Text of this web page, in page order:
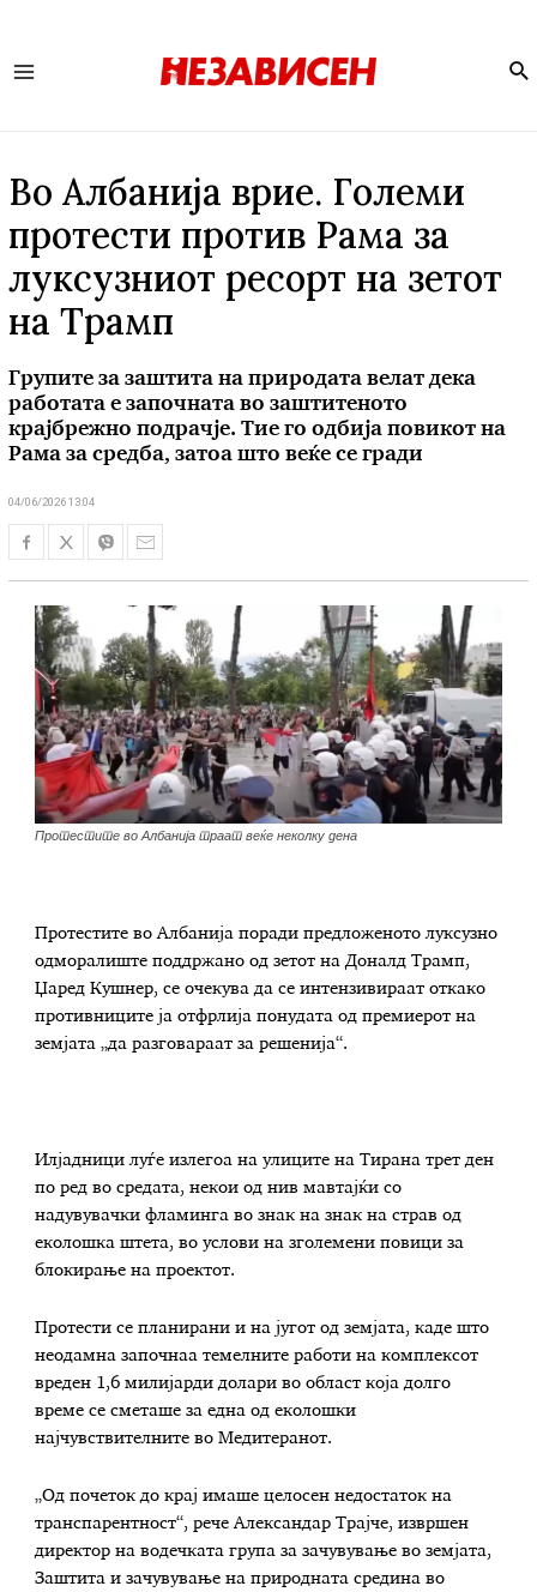
Во Албанија врие. Големи
протести против Рама за
луксузниот ресорт на зетот
на Трамп
Групите за заштита на природата велат дека
работата е започната во заштитеното
крајбрежно подрачје. Тие го одбија повикот на
Рама за средба, затоа што веќе се гради
04/06/2026 13:04
Протестите во Албанија траат веќе неколку дена
Протестите во Албанија поради предложеното луксузно
одморалиште поддржано од зетот на Доналд Трамп,
Џаред Кушнер, се очекува да се интензивираат откако
противниците ја отфрлија понудата од премиерот на
земјата „да разговараат за решенија“.
Илјадници луѓе излегоа на улиците на Тирана трет ден
по ред во средата, некои од нив мавтајќи со
надувувачки фламинга во знак на знак на страв од
еколошка штета, во услови на зголемени повици за
блокирање на проектот.
Протести се планирани и на југот од земјата, каде што
неодамна започнаа темелните работи на комплексот
вреден 1,6 милијарди долари во област која долго
време се сметаше за една од еколошки
најчувствителните во Медитеранот.
„Од почеток до крај имаше целосен недостаток на
транспарентност“, рече Александар Трајче, извршен
директор на водечката група за зачувување во земјата,
Заштита и зачувување на природната средина во